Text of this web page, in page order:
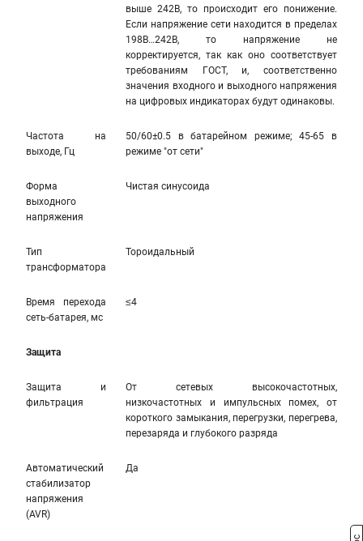
выше 242В, то происходит его понижение.
Если напряжение сети находится в пределах
198В…242В, то напряжение не
корректируется, так как оно соответствует
требованиям ГОСТ, и, соответственно
значения входного и выходного напряжения
на цифровых индикаторах будут одинаковы.
Частота на
выходе, Гц
50/60±0.5 в батарейном режиме; 45-65 в
режиме "от сети"
Форма
выходного
напряжения
Чистая синусоида
Тип
трансформатора
Тороидальный
Время перехода
сеть-батарея, мс
≤4
Защита
Защита и
фильтрация
От сетевых высокочастотных,
низкочастотных и импульсных помех, от
короткого замыкания, перегрузки, перегрева,
перезаряда и глубокого разряда
Автоматический
стабилизатор
напряжения
(AVR)
Да